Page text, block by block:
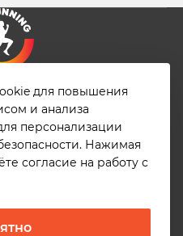
ИТ-компании
компании в области ИТ
о сайте
для повышения
и анализа
персонализации
Нажимая
согласие на работу с